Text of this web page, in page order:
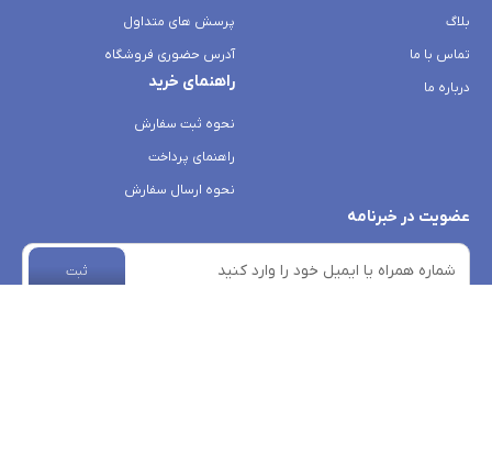
بلاگ
تماس با ما
درباره ما
پرسش های متداول
آدرس حضوری فروشگاه
راهنمای خرید
نحوه ثبت سفارش
راهنمای پرداخت
نحوه ارسال سفارش
عضویت در خبرنامه
ثبت